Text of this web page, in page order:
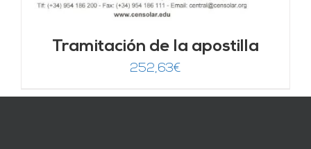
Tramitación de la apostilla
252,63€